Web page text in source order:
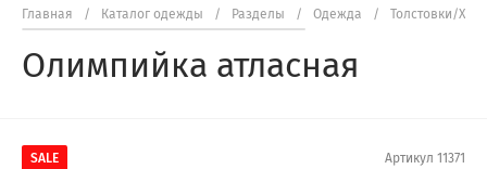
Главная / Каталог одежды / Разделы / Одежда / Толстовки/
Олимпийка атласная
SALE Артикул 11371